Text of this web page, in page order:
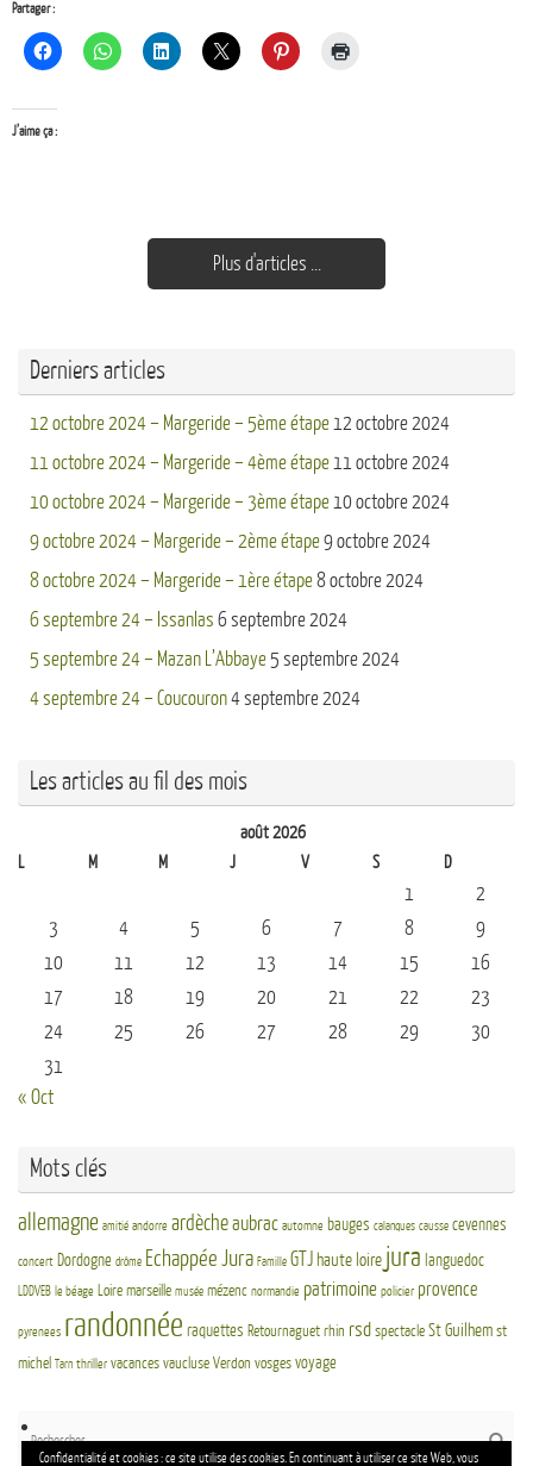
Partager :
J’aime ça :
Plus d'articles ...
Derniers articles
12 octobre 2024 – Margeride – 5ème étape12 octobre 2024
11 octobre 2024 – Margeride – 4ème étape11 octobre 2024
10 octobre 2024 – Margeride – 3ème étape10 octobre 2024
9 octobre 2024 – Margeride – 2ème étape9 octobre 2024
8 octobre 2024 – Margeride – 1ère étape8 octobre 2024
6 septembre 24 – Issanlas 6 septembre 2024
5 septembre 24 – Mazan L’Abbaye 5 septembre 2024
4 septembre 24 – Coucouron4 septembre 2024
Les articles au fil des mois
août 2026
L
M M J V S D
1
2
3
4 5 6 7 8
9
10
11 12 13 14 15
16
17
18 19 20 21 22
23
24
25 26 27 28 29
30
31
« Oct
Mots clés
allemagne amitié andorre ardècheaubrac automne bauges calanques causse cevennes
concert Dordogne drôme Echappée Jura Famille GTJ haute loire jura languedoc
LDDVEB le béage Loire marseille musée mézenc normandie patrimoine policier provence
pyrenees randonnée raquettes Retournaguet rhin rsd spectacle St Guilhem st
michel Tarn thriller vacances vaucluse Verdon vosges voyage
Confidentialité et cookies : ce site utilise des cookies. En continuant à utiliser ce site Web, vous